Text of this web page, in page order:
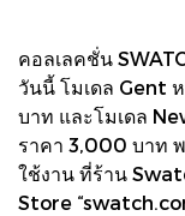
คอลเลคชั่น
วันนี้ โมเดล Gent
บาท และโมเดล
ราคา 3,000 บาท
ใช้งาน ที่ร้าน
Store